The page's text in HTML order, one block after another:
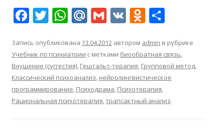
F
e
b
o
o
k
T
itt
er
W
at
s
A
p
p
M
l.
R
u
G
ai
l
V O
n
o
kl
as
s
п
р
а
и
Запись опубликована 13.04.2012 автором admin в рубрике
Учебник по психиатрии с метками биообратная связь,
Внушение (суггестия), Гештальт-терапия, Групповой метод,
Классический психоанализ, нейролингвистическое
программирование, Психодрама, Психотерапия,
Рациональная психотерапия,трапсактный анализ.